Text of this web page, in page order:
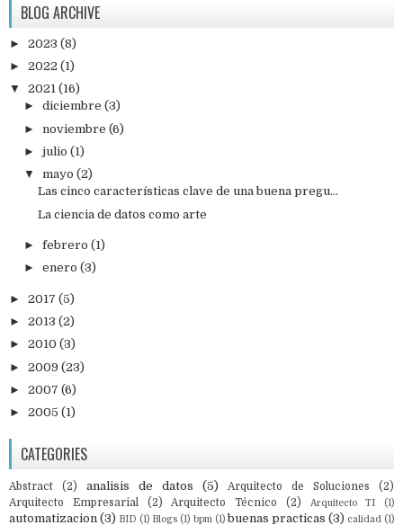
BLOG ARCHIVE
► 2023 (8)
► 2022 (1)
▼ 2021 (16)
► diciembre (3)
► noviembre (6)
► julio (1)
▼ mayo (2)
Las cinco características clave de una buena pregu...
La ciencia de datos como arte
► febrero (1)
► enero (3)
► 2017 (5)
► 2013 (2)
► 2010 (3)
► 2009 (23)
► 2007 (6)
► 2005 (1)
CATEGORIES
Abstract (2) analisis de datos (5) Arquitecto de Soluciones
(2)
Arquitecto Empresarial
(2) Arquitecto Técnico (2) Arquitecto TI (1)
automatizacion (3) BID (1) Blogs (1) bpm (1) buenas practicas (3) calidad (1)